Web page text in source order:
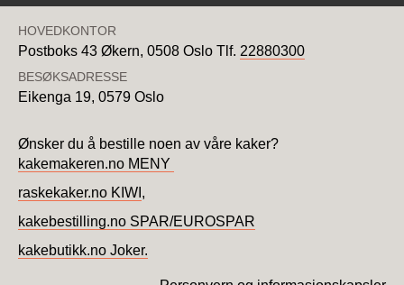
HOVEDKONTOR
Postboks 43 Økern, 0508 Oslo Tlf. 22880300
BESØKSADRESSE
Eikenga 19, 0579 Oslo
Ønsker du å bestille noen av våre kaker?
kakemakeren.no MENY
raskekaker.no KIWI ,
kakebestilling.no SPAR/EUROSPAR
kakebutikk.no Joker.